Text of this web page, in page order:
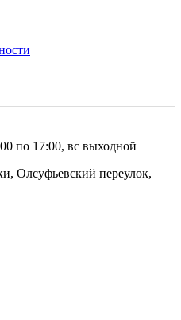
по 17:00, вс выходной
Олсуфьевский переулок,